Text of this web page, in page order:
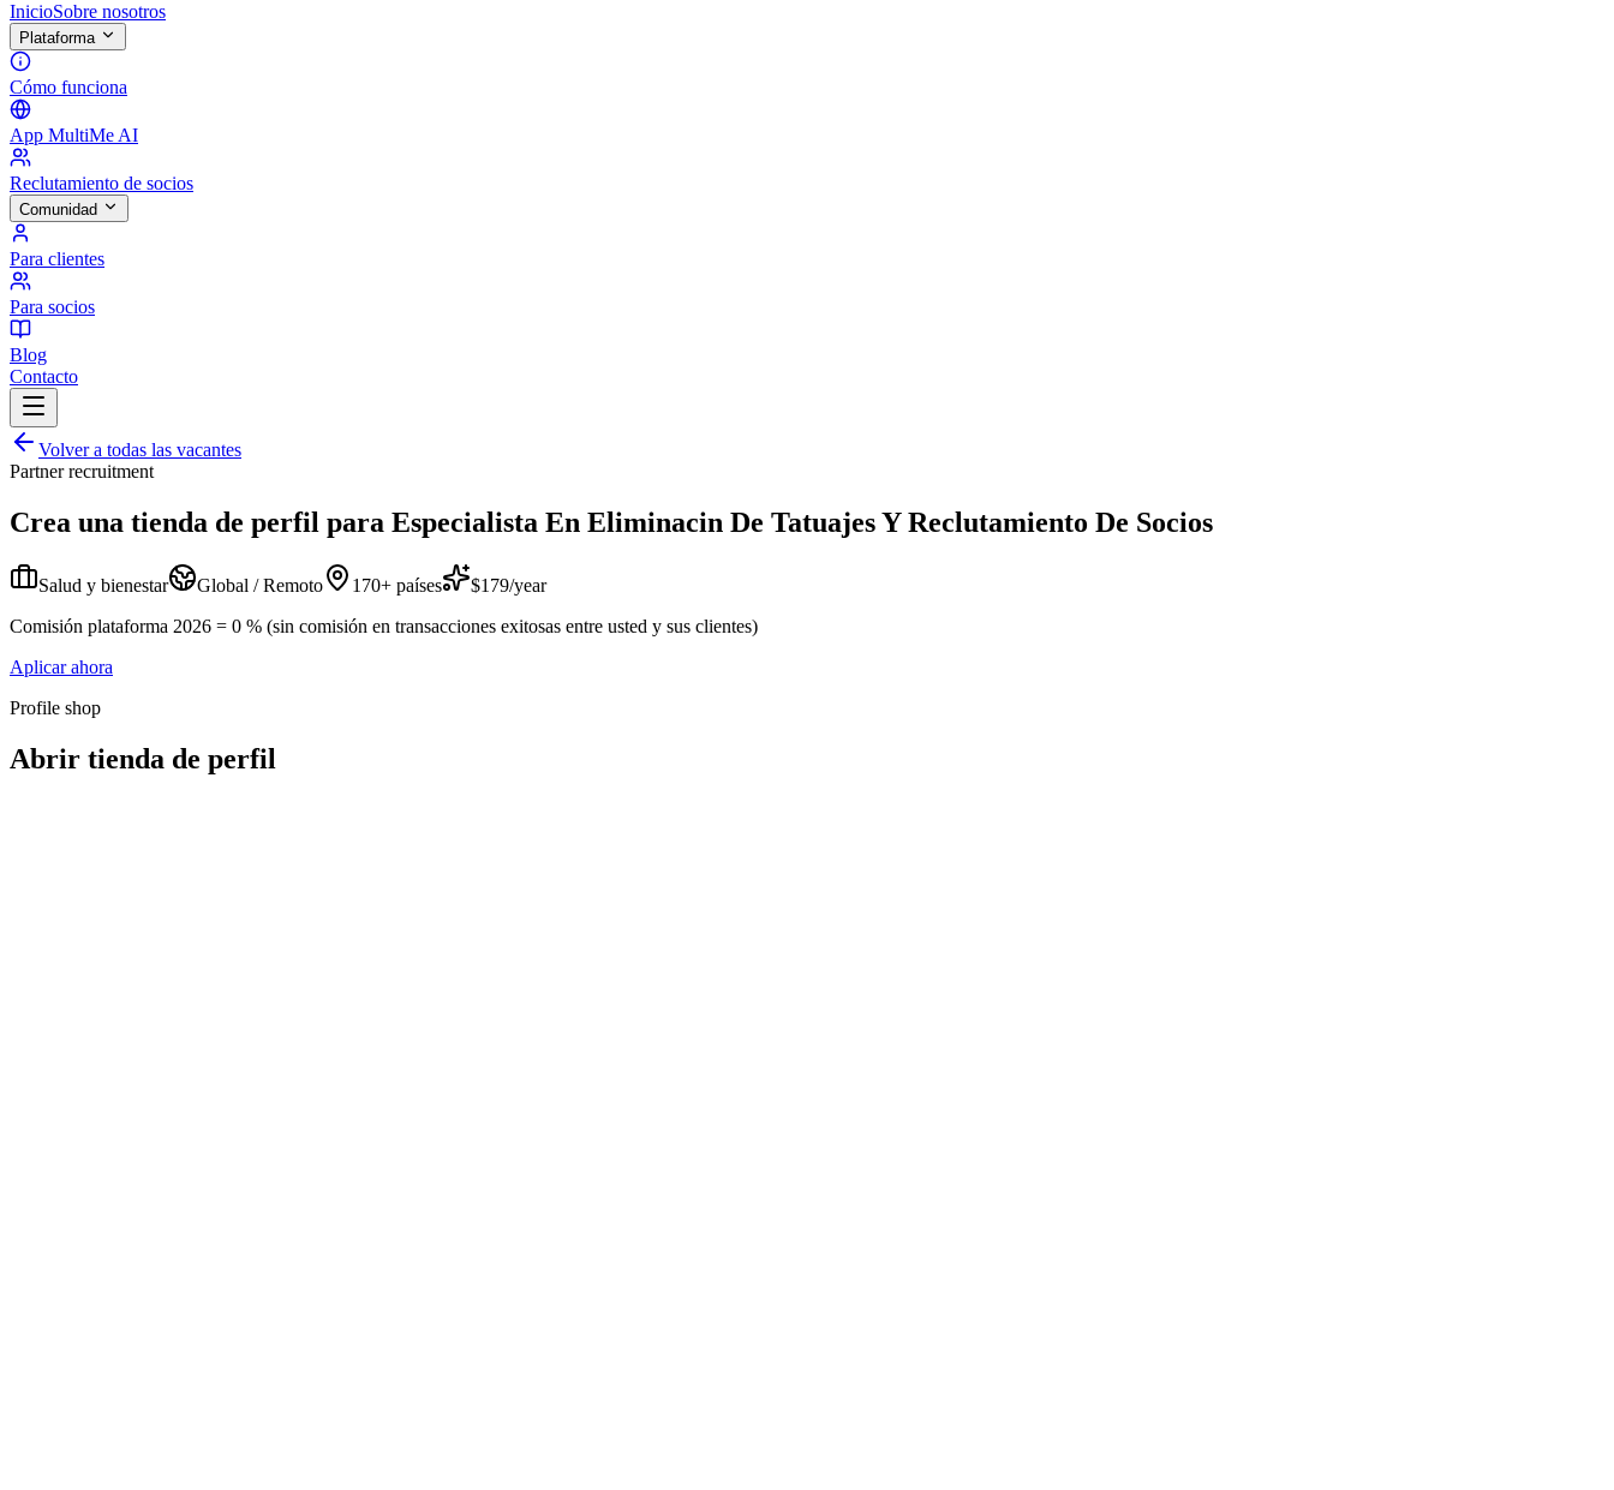
InicioSobre nosotros
Plataforma
Cómo funciona
App MultiMe AI
Reclutamiento de socios
Comunidad
Para clientes
Para socios
Blog
Contacto
Volver a todas las vacantes
Partner recruitment
Crea una tienda de perfil para Especialista En Eliminacin De Tatuajes Y Reclutamiento De Socios
Salud y bienestar Global / Remoto 170+ países
$179/year
Comisión plataforma 2026 = 0 % (sin comisión en transacciones exitosas entre usted y sus clientes)
Aplicar ahora
Profile shop
Abrir tienda de perfil